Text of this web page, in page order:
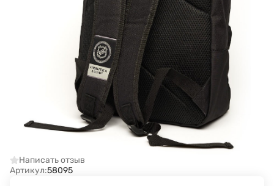
Написать отзыв
Артикул:58095